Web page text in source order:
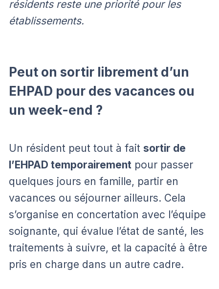
résidents reste une priorité pour les
établissements.
Peut on sortir librement d’un
EHPAD pour des vacances ou
un week-end ?
Un résident peut tout à fait sortir de
l’EHPAD temporairement pour passer
quelques jours en famille, partir en
vacances ou séjourner ailleurs. Cela
s’organise en concertation avec l’équipe
soignante, qui évalue l’état de santé, les
traitements à suivre, et la capacité à être
pris en charge dans un autre cadre.